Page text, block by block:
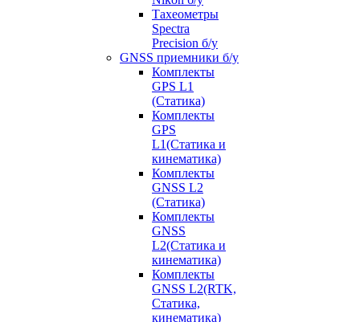
Тахеометры
Spectra
Precision б/у
GNSS приемники б/у
Комплекты
GPS L1
(Статика)
Комплекты
GPS
L1(Статика и
кинематика)
Комплекты
GNSS L2
(Статика)
Комплекты
GNSS
L2(Статика и
кинематика)
Комплекты
GNSS L2(RTK,
Статика,
кинематика)